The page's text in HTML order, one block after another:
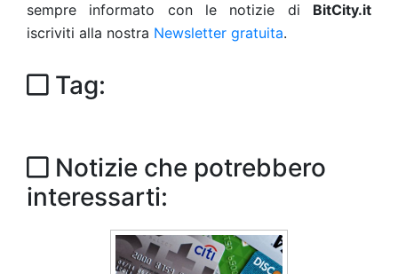
sempre informato con le notizie di BitCity.it
iscriviti alla nostra Newsletter gratuita.
Tag:
Notizie che potrebbero
interessarti: